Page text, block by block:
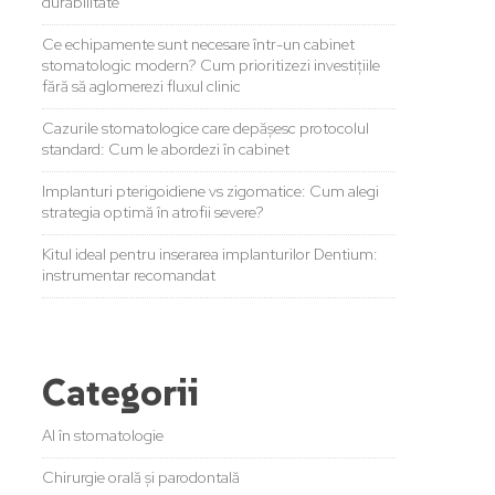
Ce echipamente sunt necesare într-un cabinet
stomatologic modern? Cum prioritizezi investițiile
fără să aglomerezi fluxul clinic
Cazurile stomatologice care depășesc protocolul
standard: Cum le abordezi în cabinet
Implanturi pterigoidiene vs zigomatice: Cum alegi
strategia optimă în atrofii severe?
Kitul ideal pentru inserarea implanturilor Dentium:
instrumentar recomandat
Categorii
AI în stomatologie
Chirurgie orală și parodontală